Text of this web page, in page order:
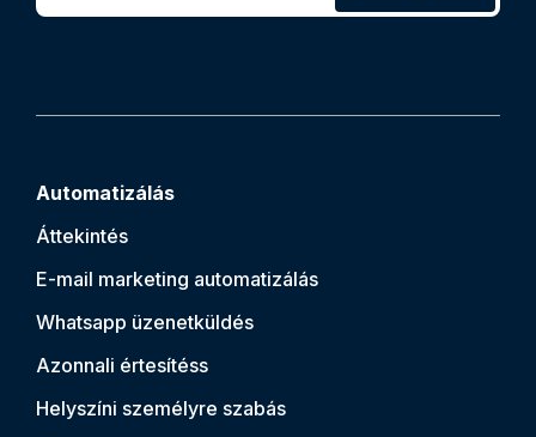
Automatizálás
Áttekintés
E-mail marketing automatizálás
Whatsapp üzenetküldés
Azonnali értesítéss
Helyszíni személyre szabás